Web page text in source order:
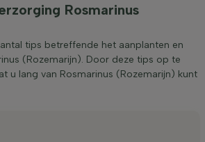
Rosmarinus
tips betreffende het aanplanten en
(Rozemarijn). Door deze tips op te
u lang van Rosmarinus (Rozemarijn) kunt